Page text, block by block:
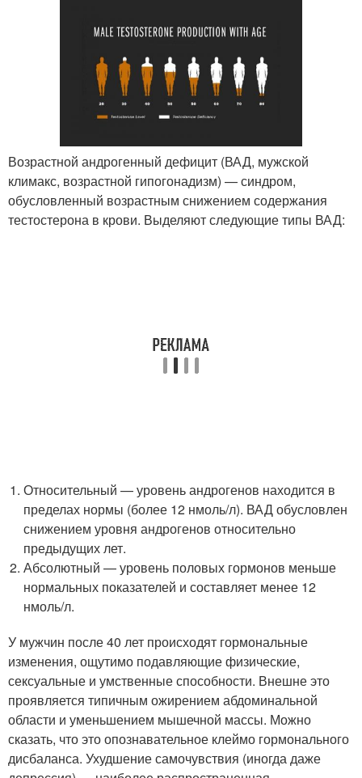
Возрастной андрогенный дефицит (ВАД, мужской
климакс, возрастной гипогонадизм) — синдром,
обусловленный возрастным снижением содержания
тестостерона в крови. Выделяют следующие типы ВАД:
Относительный — уровень андрогенов находится в
пределах нормы (более 12 нмоль/л). ВАД обусловлен
снижением уровня андрогенов относительно
предыдущих лет.
Абсолютный — уровень половых гормонов меньше
нормальных показателей и составляет менее 12
нмоль/л.
У мужчин после 40 лет происходят гормональные
изменения, ощутимо подавляющие физические,
сексуальные и умственные способности. Внешне это
проявляется типичным ожирением абдоминальной
области и уменьшением мышечной массы. Можно
сказать, что это опознавательное клеймо гормонального
дисбаланса. Ухудшение самочувствия (иногда даже